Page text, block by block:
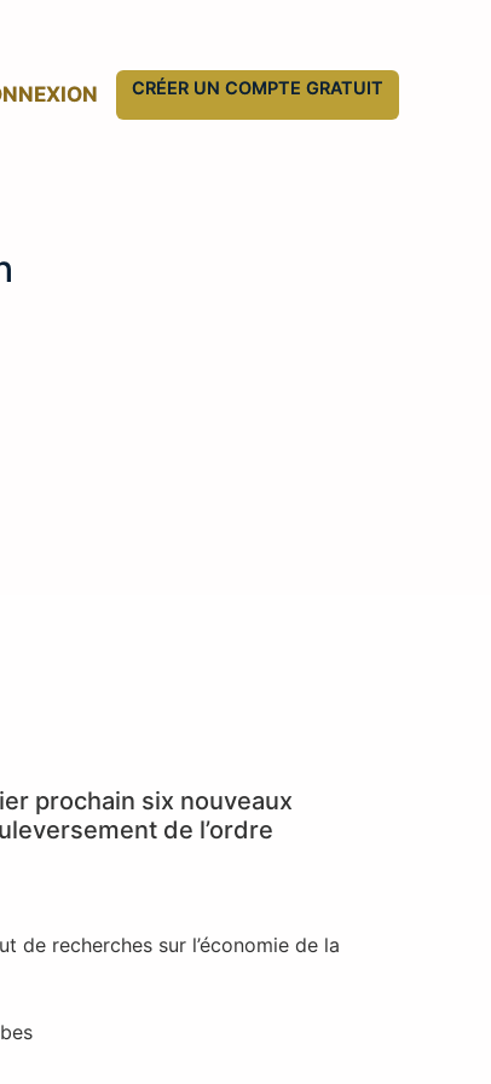
CRÉER UN COMPTE GRATUIT
prochain six nouveaux
de l’ordre
de recherches sur l’économie de la